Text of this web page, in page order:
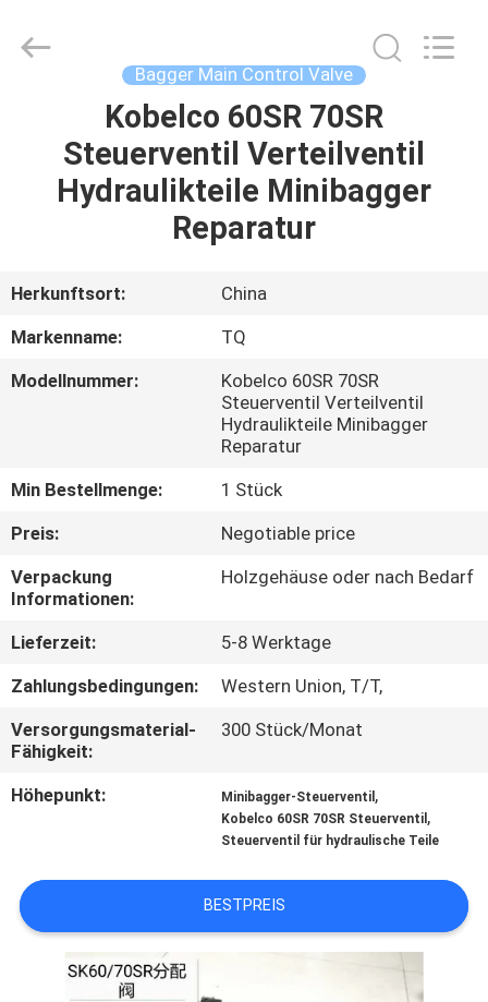
STARTSEITE
PRODUKTE
VR
FABRIK
TOUR
QUALITÄTSKONTROLLE
KONTAKT
NACHRICHTEN
FÄLLE
REFERENZEN
Machinery
Bagger Main Control Valve
Kobelco 60SR 70SR
Steuerventil Verteilventil
Hydraulikteile Minibagger
Reparatur
Herkunftsort:
China
Markenname:
TQ
Modellnummer:
Kobelco 60SR 70SR
Steuerventil Verteilventil
Hydraulikteile Minibagger
Reparatur
Min Bestellmenge:
1 Stück
Preis:
Negotiable price
Verpackung
Informationen:
Holzgehäuse oder nach Bedarf
Lieferzeit:
5-8 Werktage
Zahlungsbedingungen:
Western Union, T/T,
Versorgungsmaterial-
Fähigkeit:
300 Stück/Monat
Höhepunkt: Minibagger-Steuerventil ,
Kobelco 60SR 70SR Steuerventil ,
Steuerventil für hydraulische Teile
BESTPREIS